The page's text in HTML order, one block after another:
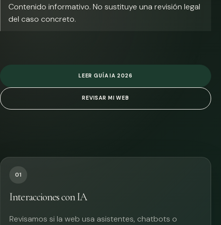
Contenido informativo. No sustituye una revisión legal
del caso concreto.
LEER GUÍA IA 2026
REVISAR MI WEB
01
Interacciones con IA
Revisamos si la web usa asistentes, chatbots o